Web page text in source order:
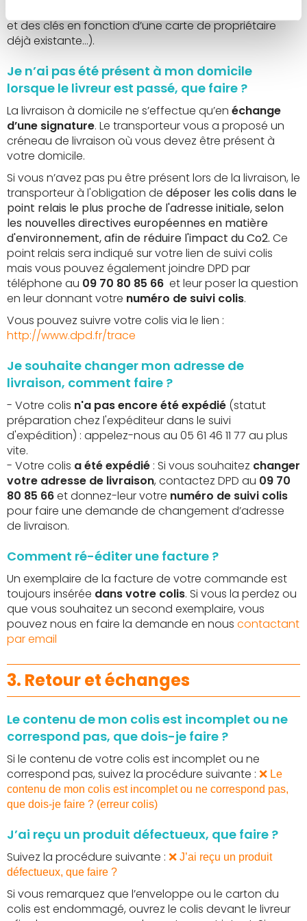
et des clés en fonction d’une carte de propriétaire
déjà existante…).
Je n’ai pas été présent à mon domicile
lorsque le livreur est passé, que faire ?
La livraison à domicile ne s’effectue qu’en échange
d’une signature. Le transporteur vous a proposé un
créneau de livraison où vous devez être présent à
votre domicile.
Si vous n’avez pas pu être présent lors de la livraison, le
transporteur à l'obligation de déposer les colis dans le
point relais le plus proche de l'adresse initiale, selon
les nouvelles directives européennes en matière
d'environnement, afin de réduire l'impact du Co2. Ce
point relais sera indiqué sur votre lien de suivi colis
mais vous pouvez également joindre DPD par
téléphone au 09 70 80 85 66 et leur poser la question
en leur donnant votre numéro de suivi colis.
Vous pouvez suivre votre colis via le lien :
http://www.dpd.fr/trace
Je souhaite changer mon adresse de
livraison, comment faire ?
- Votre colis n'a pas encore été expédié (statut
préparation chez l'expéditeur dans le suivi
d'expédition) : appelez-nous au 05 61 46 11 77 au plus
vite.
- Votre colis a été expédié : Si vous souhaitez changer
votre adresse de livraison, contactez DPD au 09 70
80 85 66et donnez-leur votre numéro de suivi colis
pour faire une demande de changement d’adresse
de livraison.
Comment ré-éditer une facture ?
Un exemplaire de la facture de votre commande est
toujours insérée dans votre colis. Si vous la perdez ou
que vous souhaitez un second exemplaire, vous
pouvez nous en faire la demande en nous contactant
par email
3. Retour et échanges
Le contenu de mon colis est incomplet ou ne
correspond pas, que dois-je faire ?
Si le contenu de votre colis est incomplet ou ne
correspond pas, suivez la procédure suivante : ❌ Le
contenu de mon colis est incomplet ou ne correspond pas,
que dois-je faire ? (erreur colis)
J’ai reçu un produit défectueux, que faire ?
Suivez la procédure suivante : ❌ J’ai reçu un produit
défectueux, que faire ?
Si vous remarquez que l’enveloppe ou le carton du
colis est endommagé, ouvrez le colis devant le livreur